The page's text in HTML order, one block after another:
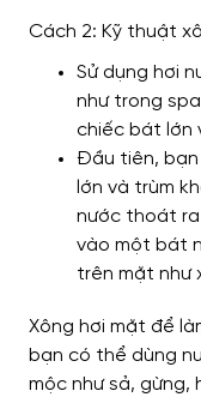
Cách 2: Kỹ thuật
Sử dụng hơi
như trong
chiếc bát lớn
Đầu tiên,
lớn và trùm
nước thoát ra
vào một bát
trên mặt như
Xông hơi mặt để
bạn có thể dùng
mộc như sả, gừng,